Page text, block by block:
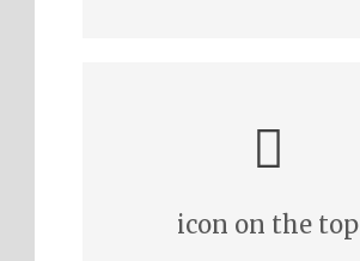
icon on the top